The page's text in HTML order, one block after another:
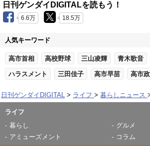
日刊ゲンダイDIGITALを読もう！
6.6万 18.5万
人気キーワード
高市首相 高校野球 三山凌輝 青木歌音
ハラスメント 三田佳子 高市早苗 高市
日刊ゲンダイDIGITAL ライフ 暮らしニュース
ライフ
暮らし
グルメ
アミューズメント
コラム